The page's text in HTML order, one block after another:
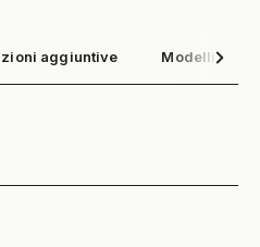
aggiuntive Modelli